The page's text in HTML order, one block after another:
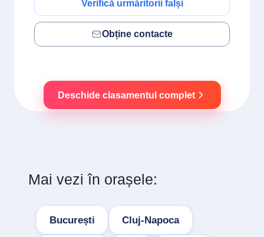
Verifică urmăritorii falși
Obține contacte
Deschide clasamentul complet
Mai vezi în orașele:
București Cluj-Napoca